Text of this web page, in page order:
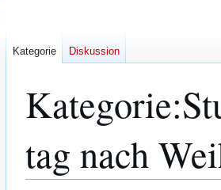
Kategorie:
tag nach
Kategorie Diskussion